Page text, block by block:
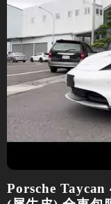
Porsche